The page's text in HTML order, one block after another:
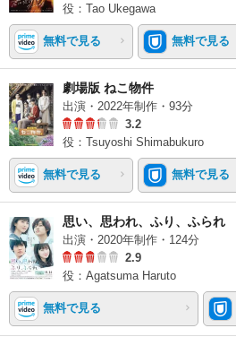
役：Tao Ukegawa
無料で見る 無料で見る
劇場版 ねこ物件
出演・2022年制作・93分
3.2
役：Tsuyoshi Shimabukuro
無料で見る 無料で見る
思い、思われ、ふり、ふられ
出演・2020年制作・124分
2.9
役：Agatsuma Haruto
無料で見る